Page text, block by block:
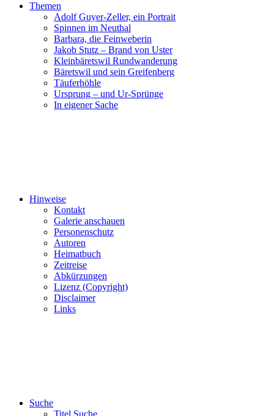
Themen
Adolf Guyer-Zeller, ein Portrait
Spinnen im Neuthal
Barbara, die Feinweberin
Jakob Stutz – Brand von Uster
Kleinbäretswil Rundwanderung
Bäretswil und sein Greifenberg
Täuferhöhle
Ursprung – und Ur-Sprünge
In eigener Sache
Hinweise
Kontakt
Galerie anschauen
Personenschutz
Autoren
Heimatbuch
Zeitreise
Abkürzungen
Lizenz (Copyright)
Disclaimer
Links
Suche
Titel Suche